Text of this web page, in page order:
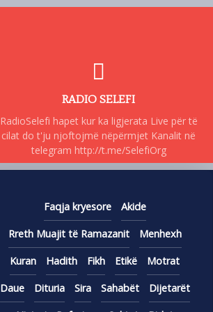
RADIO SELEFI
RadioSelefi hapet kur ka ligjerata Live për të
cilat do t'ju njoftojmë nëpërmjet Kanalit në
telegram http://t.me/SelefiOrg
Faqja kryesore Akide
Rreth Muajit të Ramazanit Menhexh
Kuran Hadith Fikh Etikë Motrat
Daue Dituria Sira Sahabët Dijetarët